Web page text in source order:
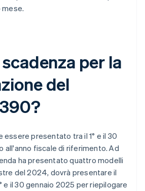
per la
del
essere presentato tra il 1° e il 30
all'anno fiscale di riferimento. Ad
ha presentato quattro modelli
del 2024, dovrà presentare il
e il 30 gennaio 2025 per riepilogare